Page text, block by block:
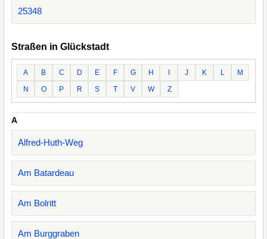
25348
Straßen in Glückstadt
A B C D E F G H J K L
M
N
O P R S T V W Z
A
Alfred-Huth-Weg
Am Batardeau
Am Bolritt
Am Burggraben